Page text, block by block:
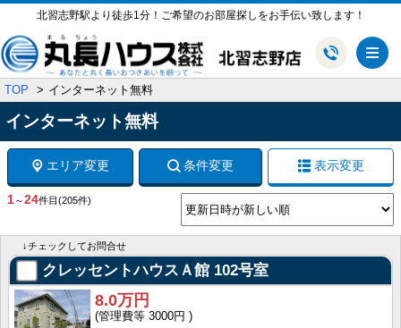
北習志野駅より徒歩1分！ご希望のお部屋探しをお手伝い致します！
TOP インターネット無料
インターネット無料
エリア変更 条件変更 表示変更
1～24件目 (205件)
↓チェックしてお問合せ
クレッセントハウスＡ館 102号室
8.0万円
3000円